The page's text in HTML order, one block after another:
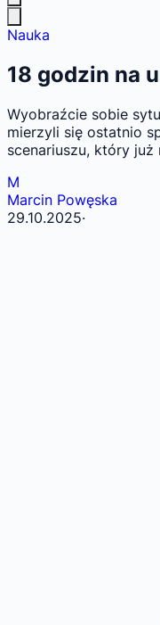
Nauka
18 godzin na
Wyobraźcie sobie
mierzyli się ostatnio
scenariuszu, który
M
Marcin Powęska
29.10.2025·